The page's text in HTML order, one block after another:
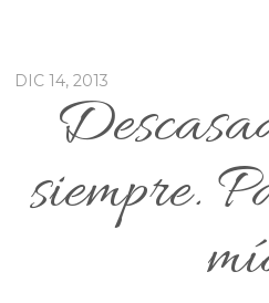
DIC 14, 2013
siempre.